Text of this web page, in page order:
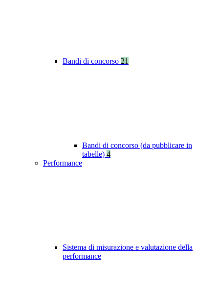
Bandi di concorso 21
Bandi di concorso (da pubblicare in
tabelle) 4
Performance
Sistema di misurazione e valutazione della
performance